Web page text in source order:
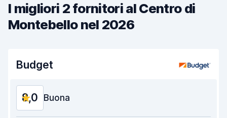
I migliori 2 fornitori al Centro di
Montebello nel 2026
Budget
8,0 Buona